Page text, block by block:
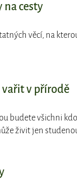
na cesty
věcí, na
vařit v přírodě
budete všichni
živit jen